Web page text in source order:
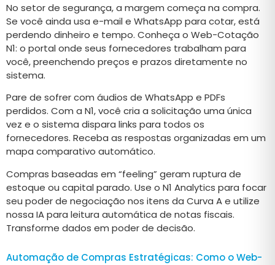
No setor de segurança, a margem começa na compra.
Se você ainda usa e-mail e WhatsApp para cotar, está
perdendo dinheiro e tempo. Conheça o Web-Cotação
N1: o portal onde seus fornecedores trabalham para
você, preenchendo preços e prazos diretamente no
sistema.
Pare de sofrer com áudios de WhatsApp e PDFs
perdidos. Com a N1, você cria a solicitação uma única
vez e o sistema dispara links para todos os
fornecedores. Receba as respostas organizadas em um
mapa comparativo automático.
Compras baseadas em “feeling” geram ruptura de
estoque ou capital parado. Use o N1 Analytics para focar
seu poder de negociação nos itens da Curva A e utilize
nossa IA para leitura automática de notas fiscais.
Transforme dados em poder de decisão.
Automação de Compras Estratégicas: Como o Web-